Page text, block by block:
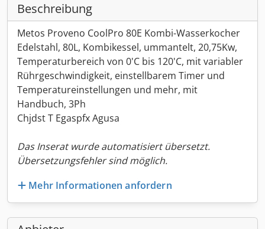
Beschreibung
Metos Proveno CoolPro 80E Kombi-Wasserkocher
Edelstahl, 80L, Kombikessel, ummantelt, 20,75Kw,
Temperaturbereich von 0'C bis 120'C, mit variabler
Rührgeschwindigkeit, einstellbarem Timer und
Temperatureinstellungen und mehr, mit
Handbuch, 3Ph
Chjdst T Egaspfx Agusa
Das Inserat wurde automatisiert übersetzt.
Übersetzungsfehler sind möglich.
Mehr Informationen anfordern